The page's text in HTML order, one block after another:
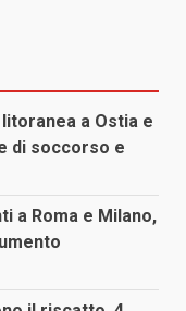
a Ostia e
di soccorso e
a Roma e Milano,